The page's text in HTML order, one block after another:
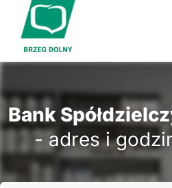
Bank
- adres i